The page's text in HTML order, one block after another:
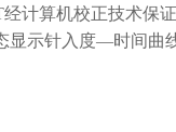
计算机校正技术保
显示针入度—时间曲